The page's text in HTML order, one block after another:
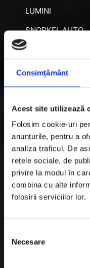
Consimțământ
Acest site utilizează
Folosim cookie-uri
anunțurile, pentru a
analiza traficul. De
rețele sociale, de
privire la modul în
combina cu alte
folosirii serviciilor lor.
consimțământului
Necesare
LUMINI
SNORKEL AUTO
ACCESORII
DIFERENȚIALE
DISTANTIERE
Jante Oțel
Informatii Livrare
Garantie si Retur
Politica de Cookies